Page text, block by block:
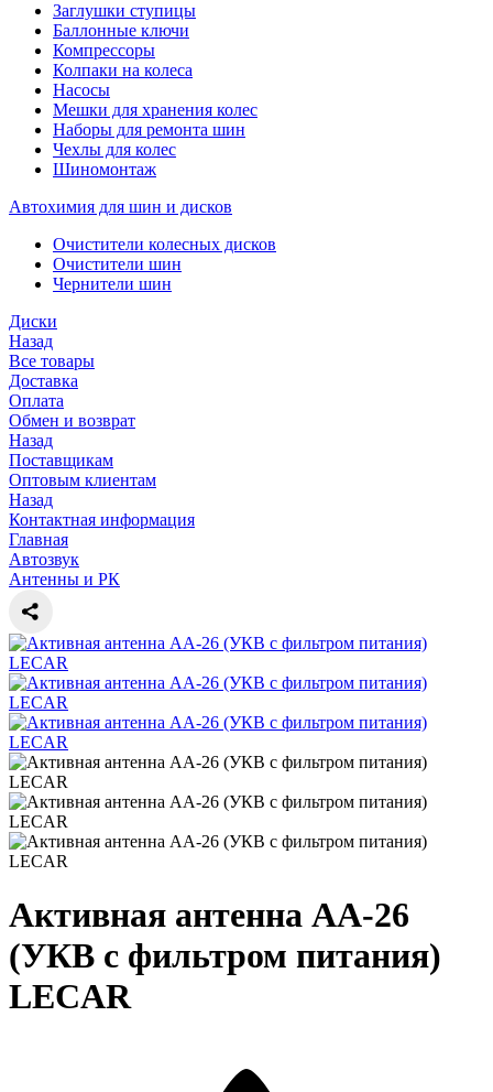
Заглушки ступицы
Баллонные ключи
Компрессоры
Колпаки на колеса
Насосы
Мешки для хранения колес
Наборы для ремонта шин
Чехлы для колес
Шиномонтаж
Автохимия для шин и дисков
Очистители колесных дисков
Очистители шин
Чернители шин
Диски
Назад
Все товары
Доставка
Оплата
Обмен и возврат
Назад
Поставщикам
Оптовым клиентам
Назад
Контактная информация
Главная
Автозвук
Антенны и РК
Активная антенна АА-26
(УКВ с фильтром питания)
LECAR